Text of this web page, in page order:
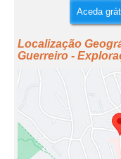
Aceda
Localização
Guerreiro -